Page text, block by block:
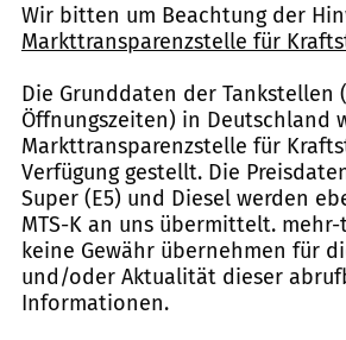
Wir bitten um Beachtung der
Markttransparenzstelle für
Die Grunddaten der Tankstellen
Öffnungszeiten) in Deutschland
Markttransparenzstelle für
Verfügung gestellt. Die
Super (E5) und Diesel werden
MTS-K an uns übermittelt.
keine Gewähr übernehmen für
und/oder Aktualität dieser
Informationen.